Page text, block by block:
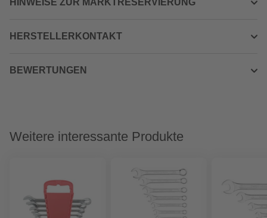
HINWEISE ZUR MARKTRESERVIERUNG
HERSTELLERKONTAKT
BEWERTUNGEN
Weitere interessante Produkte